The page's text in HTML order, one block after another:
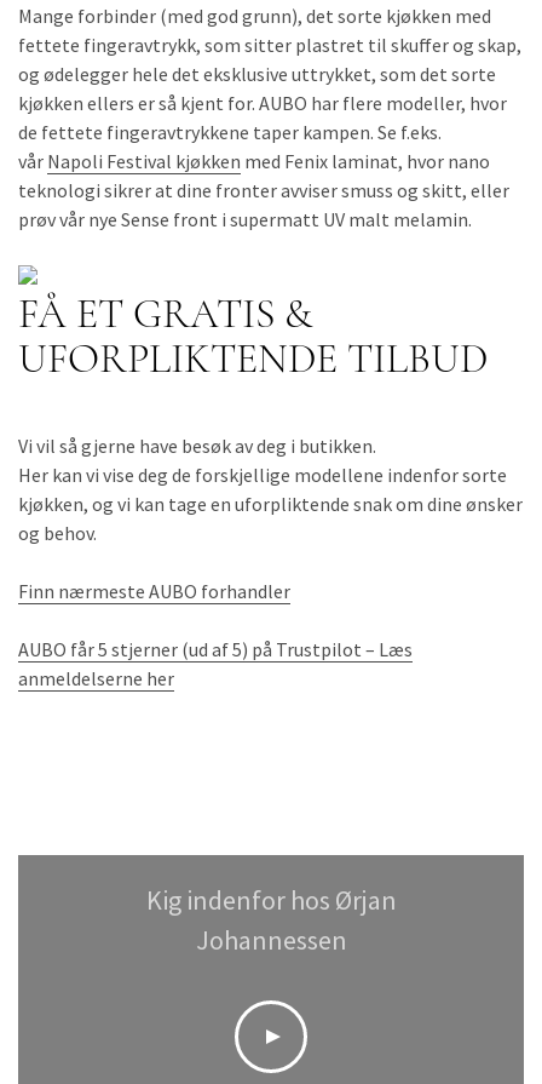
Mange forbinder (med god grunn), det sorte kjøkken med
fettete fingeravtrykk, som sitter plastret til skuffer og skap,
og ødelegger hele det eksklusive uttrykket, som det sorte
kjøkken ellers er så kjent for. AUBO har flere modeller, hvor
de fettete fingeravtrykkene taper kampen. Se f.eks.
vår Napoli Festival kjøkken med Fenix laminat, hvor nano
teknologi sikrer at dine fronter avviser smuss og skitt, eller
prøv vår nye Sense front i supermatt UV malt melamin.
FÅ ET GRATIS &
UFORPLIKTENDE TILBUD
Vi vil så gjerne have besøk av deg i butikken.
Her kan vi vise deg de forskjellige modellene indenfor sorte
kjøkken, og vi kan tage en uforpliktende snak om dine ønsker
og behov.
Finn nærmeste AUBO forhandler
AUBO får 5 stjerner (ud af 5) på Trustpilot – Læs
anmeldelserne her
Kig indenfor hos Ørjan
Johannessen